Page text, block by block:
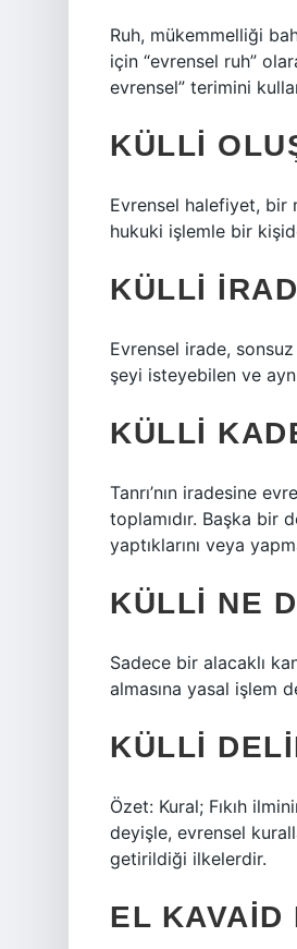
Ruh, mükemmelliği
için “evrensel ruh”
evrensel” terimini
KÜLLI
Evrensel halefiyet, bir
hukuki işlemle bir
KÜLLI
Evrensel irade,
şeyi isteyebilen ve
KÜLLI
Tanrı’nın iradesine
toplamıdır. Başka bir
yaptıklarını veya
KÜLLI NE
Sadece bir alacaklı
almasına yasal işlem
KÜLLI
Özet: Kural; Fıkıh
deyişle, evrensel
getirildiği ilkelerdir.
EL KAVAID